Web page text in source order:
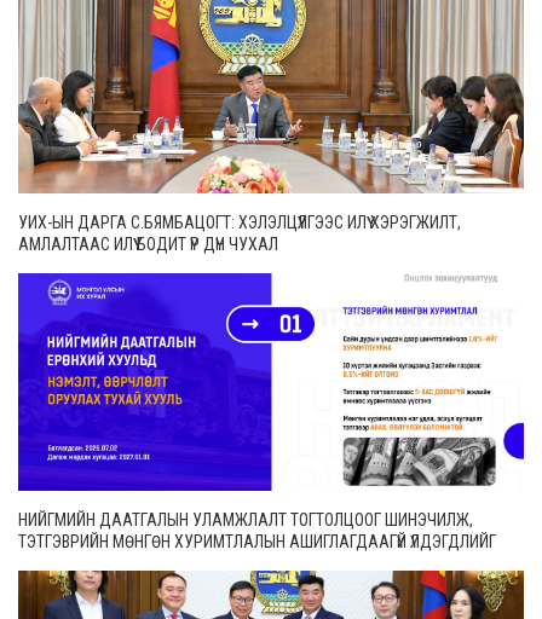
УИХ-ЫН ДАРГА С.БЯМБАЦОГТ: ХЭЛЭЛЦҮҮЛГЭЭС ИЛҮҮ ХЭРЭГЖИЛТ,
АМЛАЛТААС ИЛҮҮ БОДИТ ҮР ДҮН ЧУХАЛ
НИЙГМИЙН ДААТГАЛЫН УЛАМЖЛАЛТ ТОГТОЛЦООГ ШИНЭЧИЛЖ,
ТЭТГЭВРИЙН МӨНГӨН ХУРИМТЛАЛЫН АШИГЛАГДААГҮЙ ҮЛДЭГДЛИЙГ